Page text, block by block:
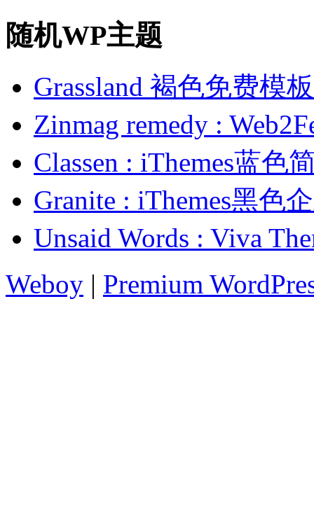
随机WP主题
Grassland 褐色免费模板
Zinmag remedy :
Classen : iThemes蓝色
Granite : iThemes黑色
Unsaid Words : Viva
Weboy | Premium